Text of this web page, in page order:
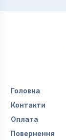
Головна
Контакти
Оплата
Повернення